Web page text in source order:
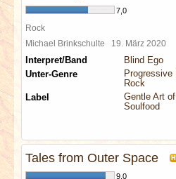
7,0
Rock
Michael Brinkschulte 19. März 2020
Interpret/Band
Blind Ego
Unter-Genre
Progressive
Rock
Label
Gentle Art of
Soulfood
Tales from Outer Space
9,0